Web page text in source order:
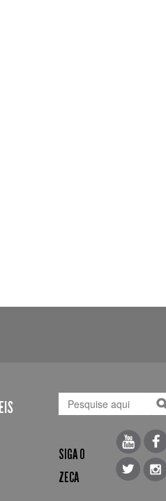
SIGA O
ZECA